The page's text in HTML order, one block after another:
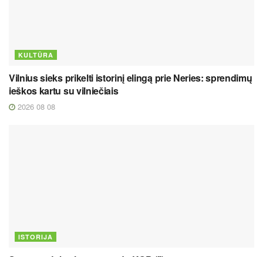
KULTŪRA
Vilnius sieks prikelti istorinį elingą prie Neries: sprendimų
ieškos kartu su vilniečiais
2026 08 08
ISTORIJA